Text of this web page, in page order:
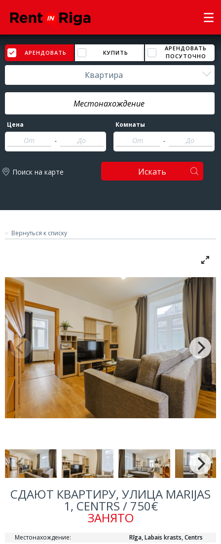
АРЕНДОВАТЬ КУПИТЬ
АРЕНДОВАТЬ
ПОСУТОЧНО
Квартира
Цена
-
Комнаты
-
Поиск на карте Искать
Вернуться к списку
СДАЮТ КВАРТИРУ, УЛИЦА MARIJAS
1, CENTRS / 750€
ЗАНЯТО
Местонахождение:
Rīga, Labais krasts, Centrs